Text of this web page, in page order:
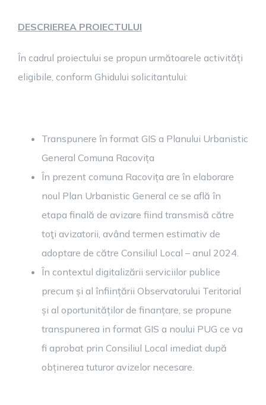
DESCRIEREA PROIECTULUI
În cadrul proiectului se propun următoarele activități
eligibile, conform Ghidului solicitantului:
Transpunere în format GIS a Planului Urbanistic
General Comuna Racovița
În prezent comuna Racovița are în elaborare
noul Plan Urbanistic General ce se află în
etapa finală de avizare fiind transmisă către
toţi avizatorii, având termen estimativ de
adoptare de către Consiliul Local – anul 2024.
În contextul digitalizării serviciilor publice
precum și al înființării Observatorului Teritorial
și al oportunităților de finanțare, se propune
transpunerea in format GIS a noului PUG ce va
fi aprobat prin Consiliul Local imediat după
obținerea tuturor avizelor necesare.